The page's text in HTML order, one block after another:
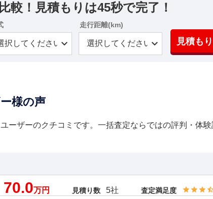
較！見積もりは45秒で完了！
走行距離(km)
見積も
様の声
ーザーのクチコミです。一括査定ならではの評判・体
70.0万円 見積り数 5社 査定満足度